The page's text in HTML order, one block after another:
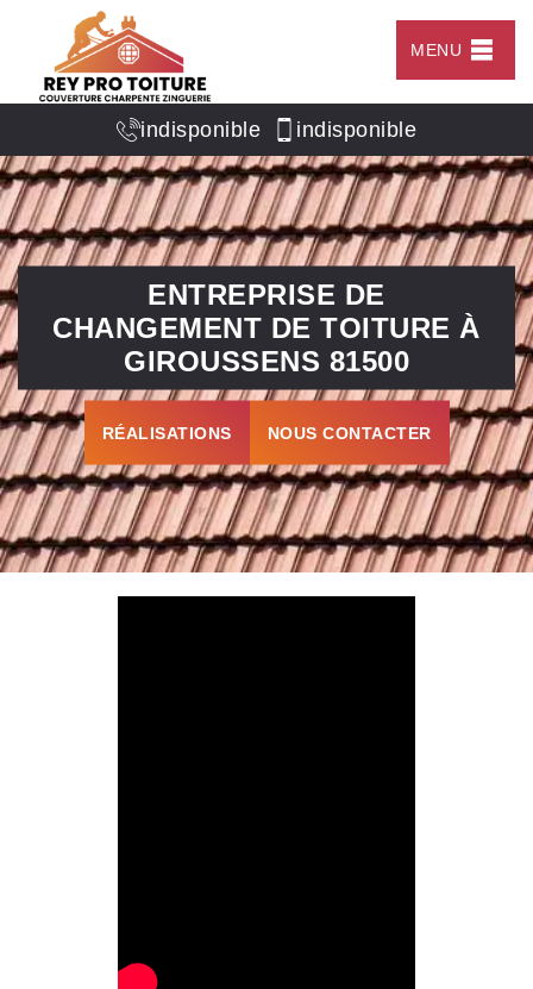
MENU
indisponible indisponible
ENTREPRISE DE
CHANGEMENT DE TOITURE À
GIROUSSENS 81500
RÉALISATIONS NOUS CONTACTER